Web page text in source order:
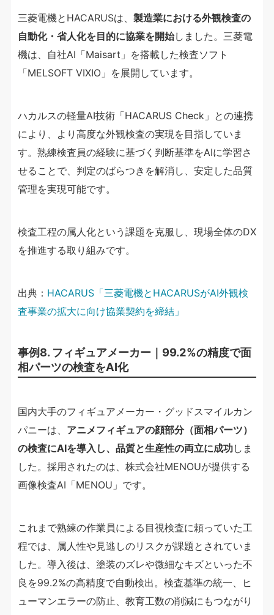
三菱電機とHACARUSは、 製造業における外観検査の
自動化・省人化を目的に協業を開始しました。三菱電
機は、自社AI「Maisart」を搭載した検査ソフト
「MELSOFT VIXIO」を展開しています。
ハカルスの軽量AI技術「HACARUS Check」との連携
により、より高度な外観検査の実現を目指していま
す。熟練検査員の経験に基づく判断基準をAIに学習さ
せることで、判定のばらつきを解消し、安定した品質
管理を実現可能です。
検査工程の属人化という課題を克服し、現場全体のDX
を推進する取り組みです。
出典： HACARUS「三菱電機とHACARUSがAI外観検
査事業の拡大に向け協業契約を締結」
事例8. フィギュアメーカー｜99.2%の精度で面
相パーツの検査をAI化
国内大手のフィギュアメーカー・グッドスマイルカン
パニーは、 アニメフィギュアの顔部分（面相パーツ）
の検査にAIを導入し、品質と生産性の両立に成功しま
した。採用されたのは、株式会社MENOUが提供する
画像検査AI「MENOU」です。
これまで熟練の作業員による目視検査に頼っていた工
程では、属人性や見逃しのリスクが課題とされていま
した。導入後は、塗装のズレや微細なキズといった不
良を99.2%の高精度で自動検出。検査基準の統一、ヒ
ューマンエラーの防止、教育工数の削減にもつながり